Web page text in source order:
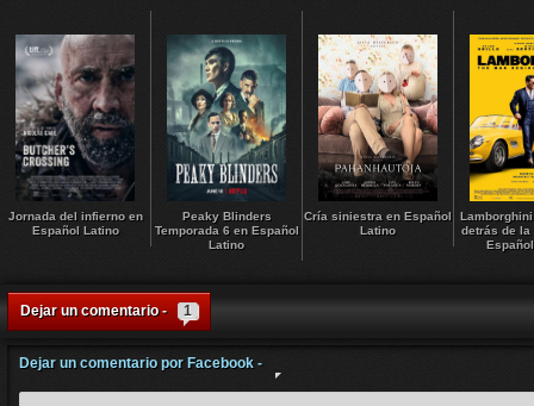
Jornada del infierno en
Español Latino
Peaky Blinders
Temporada 6 en Español
Latino
Cría siniestra en Español
Latino
detrás de la
Dejar un comentario - 1
Dejar un comentario por Facebook -